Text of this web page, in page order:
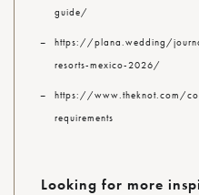
guide/
https://plana.wedding/
resorts-mexico-2026/
https://www.theknot.com/
requirements
Looking for more